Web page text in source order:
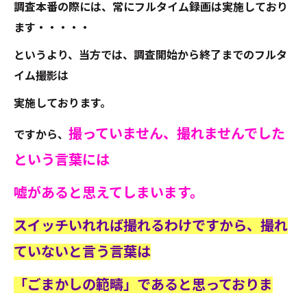
調査本番の際には、常にフルタイム録画は実施しており
ます・・・・・
というより、当方では、調査開始から終了までのフルタ
イム撮影は
実施しております。
ですから、 撮っていません、撮れませんでした
という言葉には
嘘があると思えてしまいます。
スイッチいれれば撮れるわけですから、撮れ
ていないと言う言葉は
「ごまかしの範疇」であると思っておりま